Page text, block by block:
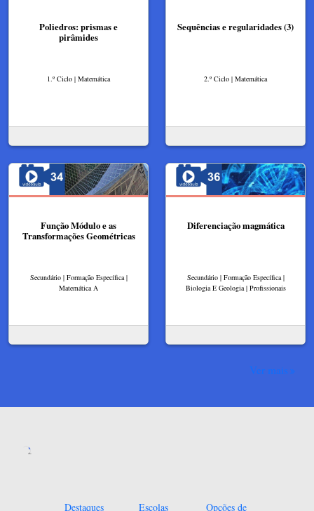
Poliedros: prismas e
pirâmides
1.º Ciclo | Matemática
Sequências e regularidades (3)
2.º Ciclo | Matemática
Função Módulo e as
Transformações Geométricas
Secundário | Formação Específica |
Matemática A
Diferenciação magmática
Secundário | Formação Específica |
Biologia E Geologia | Profissionais
Ver mais
Destaques Escolas Opções de